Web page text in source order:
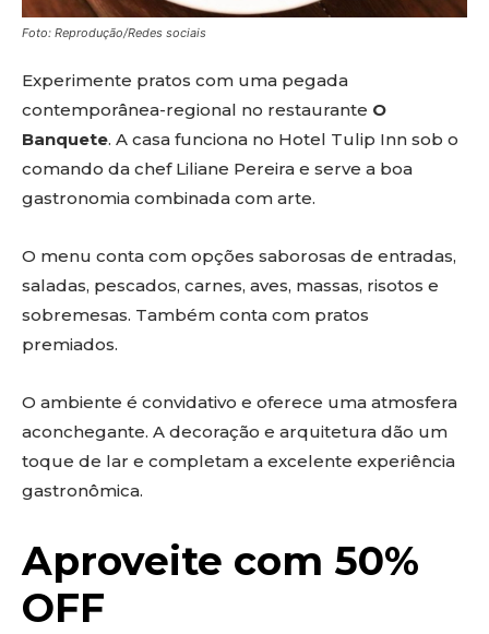
Foto: Reprodução/Redes sociais
Experimente pratos com uma pegada
contemporânea-regional no restaurante O
Banquete. A casa funciona no Hotel Tulip Inn sob o
comando da chef Liliane Pereira e serve a boa
gastronomia combinada com arte.
O menu conta com opções saborosas de entradas,
saladas, pescados, carnes, aves, massas, risotos e
sobremesas. Também conta com pratos
premiados.
O ambiente é convidativo e oferece uma atmosfera
aconchegante. A decoração e arquitetura dão um
toque de lar e completam a excelente experiência
gastronômica.
Aproveite com 50%
OFF